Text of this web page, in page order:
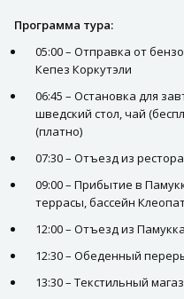
Программа тура:
05:00 – Отправка от
Кепез Коркутэли
06:45 – Остановка для
шведский стол, чай
(платно)
07:30 – Отъезд из
09:00 – Прибытие в
террасы, бассейн
12:00 – Отъезд из
12:30 – Обеденный
13:30 – Текстильный